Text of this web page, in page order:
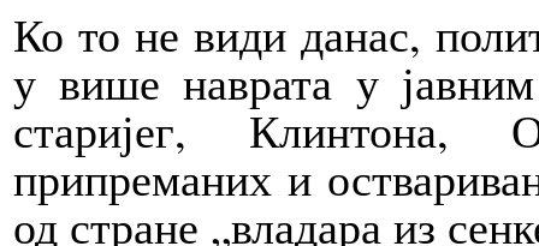
Ко то не види данас,
у више наврата у
старијег,
припреманих и
од стране „владара из